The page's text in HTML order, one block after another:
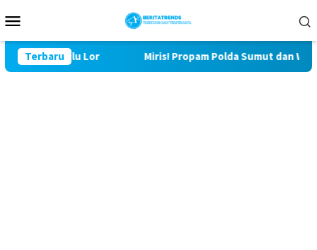
ke
Mobile
Terbaru
Bulu Lor Miris! Propam Polda Sumut dan Wasidik